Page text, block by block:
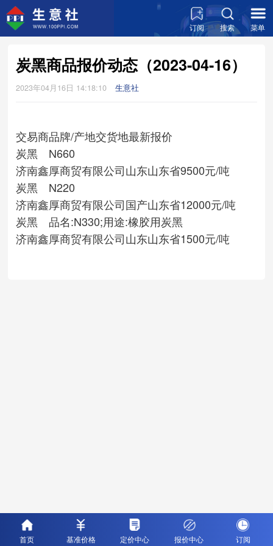
订阅 搜索 菜单
炭黑商品报价动态（2023-04-16）
2023年04月16日 14:18:10 生意社
交易商品牌/产地交货地最新报价
炭黑 N660
济南鑫厚商贸有限公司山东山东省9500元/吨
炭黑 N220
济南鑫厚商贸有限公司国产山东省12000元/吨
炭黑 品名:N330;用途:橡胶用炭黑
济南鑫厚商贸有限公司山东山东省1500元/吨
首页 基准价格 定价中心 报价中心 订阅